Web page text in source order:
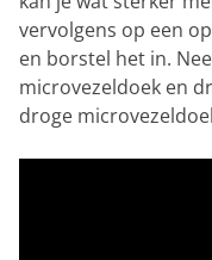
vervolgens op een
en borstel het in.
microvezeldoek en
droge